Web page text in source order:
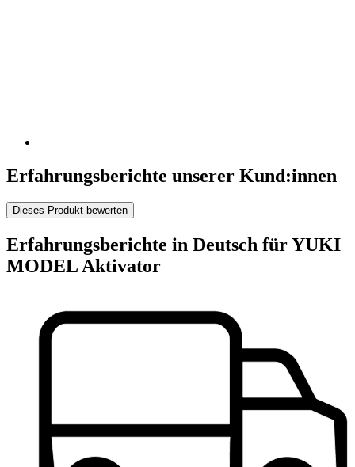
Erfahrungsberichte unserer Kund:innen
Dieses Produkt bewerten
Erfahrungsberichte in Deutsch für YUKI
MODEL Aktivator